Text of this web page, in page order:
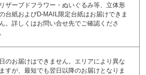
ザーブドフラワー・ぬいぐるみ等、立体形
台紙およびD-MAIL限定台紙はお届けできま
。詳しくはお問い合せ先でご確認くださ
のお届けはできません。エリアにより異な
すが、最短でも翌日以降のお届けとなりま